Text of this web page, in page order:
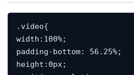
.video{
width:100%;
padding-bottom: 56.25%;
height:0px;